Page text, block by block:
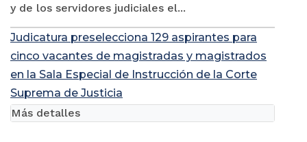
y de los servidores judiciales el...
Judicatura preselecciona 129 aspirantes para
cinco vacantes de magistradas y magistrados
en la Sala Especial de Instrucción de la Corte
Suprema de Justicia
Más detalles